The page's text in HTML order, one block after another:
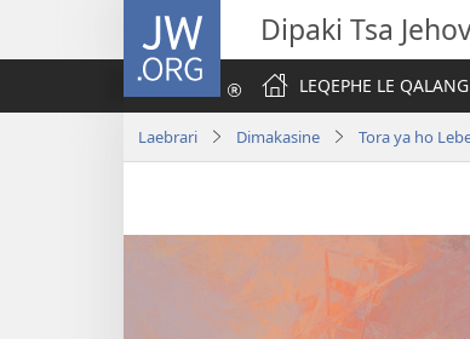
JW.ORG Dipaki Tsa
LEQEPHE LE QALANG
Laebrari Dimakasine Tora ya ho